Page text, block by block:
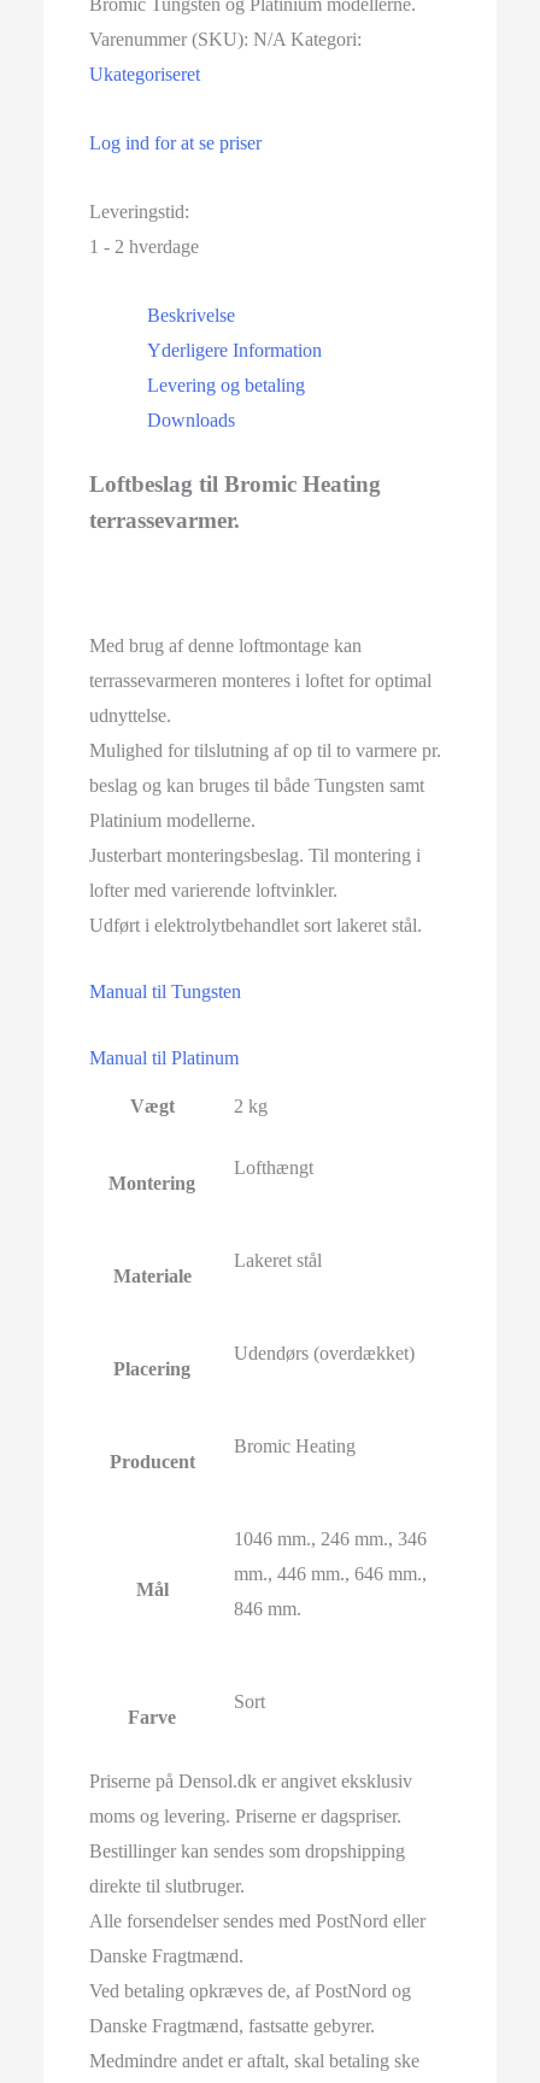
Varenummer (SKU):N/A Kategori:
Ukategoriseret
Log ind for at se priser
Leveringstid:
1 - 2 hverdage
Beskrivelse
Yderligere Information
Levering og betaling
Downloads
Loftbeslag til Bromic Heating
terrassevarmer.
Med brug af denne loftmontage kan
terrassevarmeren monteres i loftet for optimal
udnyttelse.
Mulighed for tilslutning af op til to varmere pr.
beslag og kan bruges til både Tungsten samt
Platinium modellerne.
Justerbart monteringsbeslag. Til montering i
lofter med varierende loftvinkler.
Udført i elektrolytbehandlet sort lakeret stål.
Manual til Tungsten
Manual til Platinum
Vægt 2 kg
Montering
Lofthængt
Materiale
Lakeret stål
Placering
Udendørs (overdækket)
Producent
Bromic Heating
Mål
1046 mm., 246 mm., 346
mm., 446 mm., 646 mm.,
846 mm.
Farve
Sort
Priserne på Densol.dk er angivet eksklusiv
moms og levering. Priserne er dagspriser.
Bestillinger kan sendes som dropshipping
direkte til slutbruger.
Alle forsendelser sendes med PostNord eller
Danske Fragtmænd.
Ved betaling opkræves de, af PostNord og
Danske Fragtmænd, fastsatte gebyrer.
Medmindre andet er aftalt, skal betaling ske